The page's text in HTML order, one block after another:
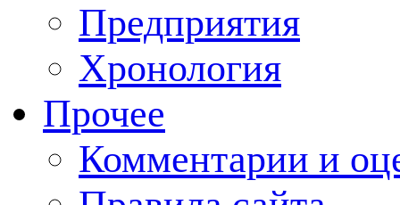
Предприятия
Хронология
Прочее
Комментарии и